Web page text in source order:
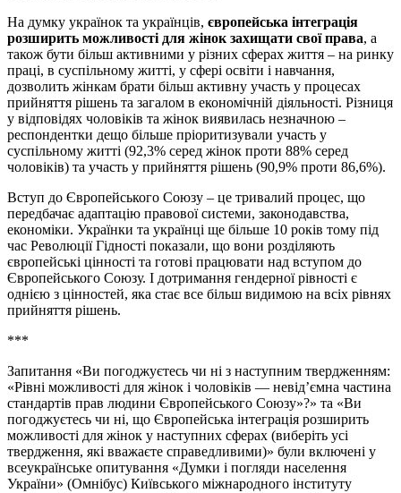
На думку українок та українців, європейська інтеграція
розширить можливості для жінок захищати свої права, а
також бути більш активними у різних сферах життя – на ринку
праці, в суспільному житті, у сфері освіти і навчання,
дозволить жінкам брати більш активну участь у процесах
прийняття рішень та загалом в економічній діяльності. Різниця
у відповідях чоловіків та жінок виявилась незначною –
респондентки дещо більше пріоритизували участь у
суспільному житті (92,3% серед жінок проти 88% серед
чоловіків) та участь у прийняття рішень (90,9% проти 86,6%).
Вступ до Європейського Союзу – це тривалий процес, що
передбачає адаптацію правової системи, законодавства,
економіки. Українки та українці ще більше 10 років тому під
час Революції Гідності показали, що вони розділяють
європейські цінності та готові працювати над вступом до
Європейського Союзу. І дотримання гендерної рівності є
однією з цінностей, яка стає все більш видимою на всіх рівнях
прийняття рішень.
***
Запитання «Ви погоджуєтесь чи ні з наступним твердженням:
«Рівні можливості для жінок і чоловіків — невід’ємна частина
стандартів прав людини Європейського Союзу»?» та «Ви
погоджуєтесь чи ні, що Європейська інтеграція розширить
можливості для жінок у наступних сферах (виберіть усі
твердження, які вважаєте справедливими)» були включені у
всеукраїнське опитування «Думки і погляди населення
України» (Омнібус) Київського міжнародного інституту